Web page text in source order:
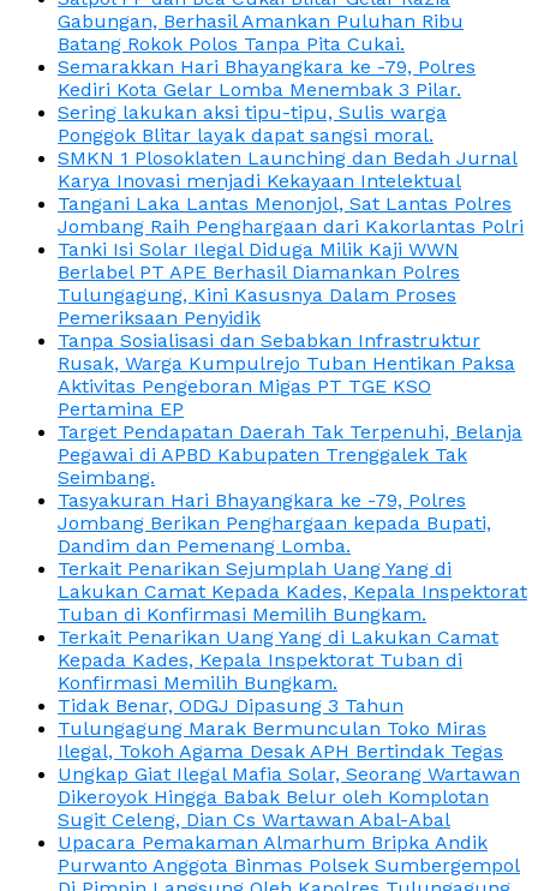
Gabungan, Berhasil Amankan Puluhan Ribu
Batang Rokok Polos Tanpa Pita Cukai.
Semarakkan Hari Bhayangkara ke -79, Polres
Kediri Kota Gelar Lomba Menembak 3 Pilar.
Sering lakukan aksi tipu-tipu, Sulis warga
Ponggok Blitar layak dapat sangsi moral.
SMKN 1 Plosoklaten Launching dan Bedah Jurnal
Karya Inovasi menjadi Kekayaan Intelektual
Tangani Laka Lantas Menonjol, Sat Lantas Polres
Jombang Raih Penghargaan dari Kakorlantas Polri
Tanki Isi Solar Ilegal Diduga Milik Kaji WWN
Berlabel PT APE Berhasil Diamankan Polres
Tulungagung, Kini Kasusnya Dalam Proses
Pemeriksaan Penyidik
Tanpa Sosialisasi dan Sebabkan Infrastruktur
Rusak, Warga Kumpulrejo Tuban Hentikan Paksa
Aktivitas Pengeboran Migas PT TGE KSO
Pertamina EP
Target Pendapatan Daerah Tak Terpenuhi, Belanja
Pegawai di APBD Kabupaten Trenggalek Tak
Seimbang.
Tasyakuran Hari Bhayangkara ke -79, Polres
Jombang Berikan Penghargaan kepada Bupati,
Dandim dan Pemenang Lomba.
Terkait Penarikan Sejumplah Uang Yang di
Lakukan Camat Kepada Kades, Kepala Inspektorat
Tuban di Konfirmasi Memilih Bungkam.
Terkait Penarikan Uang Yang di Lakukan Camat
Kepada Kades, Kepala Inspektorat Tuban di
Konfirmasi Memilih Bungkam.
Tidak Benar, ODGJ Dipasung 3 Tahun
Tulungagung Marak Bermunculan Toko Miras
Ilegal, Tokoh Agama Desak APH Bertindak Tegas
Ungkap Giat Ilegal Mafia Solar, Seorang Wartawan
Dikeroyok Hingga Babak Belur oleh Komplotan
Sugit Celeng, Dian Cs Wartawan Abal-Abal
Upacara Pemakaman Almarhum Bripka Andik
Purwanto Anggota Binmas Polsek Sumbergempol